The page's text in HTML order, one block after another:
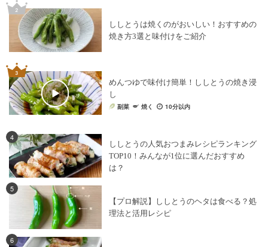
ししとうは焼くのがおいしい！おすすめの
焼き方3選と味付けをご紹介
めんつゆで味付け簡単！ししとうの焼き浸
し
副菜 焼く 10分以内
4
ししとうの人気おつまみレシピランキング
TOP10！みんなが1位に選んだおすすめ
は？
5
【プロ解説】ししとうのヘタは食べる？処
理法と活用レシピ
6